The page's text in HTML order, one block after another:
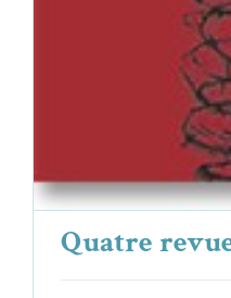
Quatre